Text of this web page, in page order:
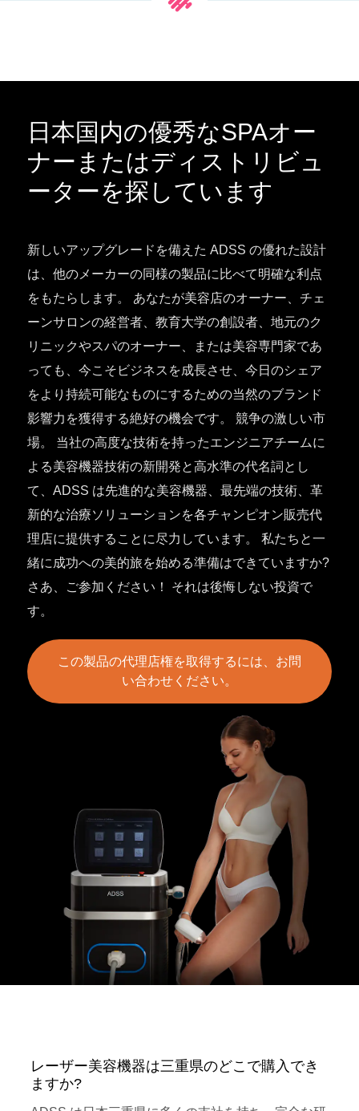
日本国内の優秀なSPAオー
ナーまたはディストリビュ
ーターを探しています
新しいアップグレードを備えた ADSS の優れた設計
は、他のメーカーの同様の製品に比べて明確な利点
をもたらします。 あなたが美容店のオーナー、チェ
ーンサロンの経営者、教育大学の創設者、地元のク
リニックやスパのオーナー、または美容専門家であ
っても、今こそビジネスを成長させ、今日のシェア
をより持続可能なものにするための当然のブランド
影響力を獲得する絶好の機会です。 競争の激しい市
場。 当社の高度な技術を持ったエンジニアチームに
よる美容機器技術の新開発と高水準の代名詞とし
て、ADSS は先進的な美容機器、最先端の技術、革
新的な治療ソリューションを各チャンピオン販売代
理店に提供することに尽力しています。 私たちと一
緒に成功への美的旅を始める準備はできていますか?
さあ、ご参加ください！ それは後悔しない投資で
す。
この製品の代理店権を取得するには、お問
い合わせください。
レーザー美容機器は三重県のどこで購入でき
ますか?